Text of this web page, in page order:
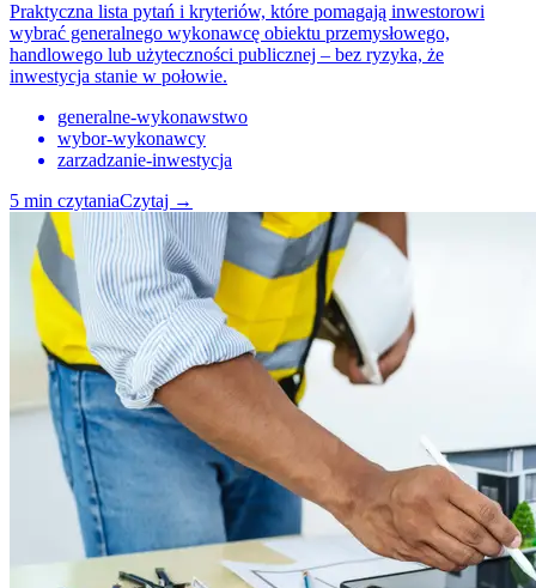
Praktyczna lista pytań i kryteriów, które pomagają inwestorowi
wybrać generalnego wykonawcę obiektu przemysłowego,
handlowego lub użyteczności publicznej – bez ryzyka, że
inwestycja stanie w połowie.
generalne-wykonawstwo
wybor-wykonawcy
zarzadzanie-inwestycja
5 min czytaniaCzytaj →